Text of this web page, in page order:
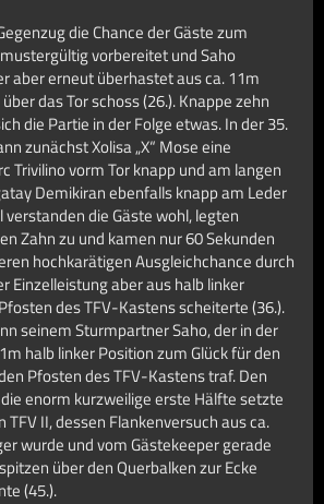
die Chance der Gäste zum
vorbereitet und Saho
aber erneut überhastet aus ca. 11m
das Tor schoss (26.). Knappe zehn
die Partie in der Folge etwas. In der 35.
zunächst Xolisa „X“ Mose eine
Trivilino vorm Tor knapp und am langen
Demikiran ebenfalls knapp am Leder
verstanden die Gäste wohl, legten
Zahn zu und kamen nur 60 Sekunden
hochkarätigen Ausgleichchance durch
Einzelleistung aber aus halb linker
des TFV-Kastens scheiterte (36.).
seinem Sturmpartner Saho, der in der
halb linker Position zum Glück für den
Pfosten des TFV-Kastens traf. Den
enorm kurzweilige erste Hälfte setzte
TFV II, dessen Flankenversuch aus ca.
wurde und vom Gästekeeper gerade
über den Querbalken zur Ecke
(45.).